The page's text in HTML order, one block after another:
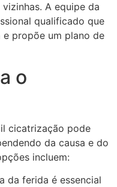
A equipe da
qualificado que
e propõe um plano de
o
cicatrização pode
da causa e do
incluem:
da ferida é essencial